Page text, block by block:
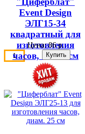
Event Design
ЭЛГ15-34
квадратный для
изготовления
часов, 15х15 см
Цена:86 р.